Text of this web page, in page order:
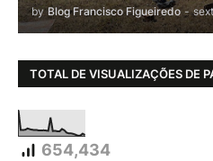
by Blog Francisco Figueiredo -
TOTAL DE VISUALIZAÇÕES DE
654,434